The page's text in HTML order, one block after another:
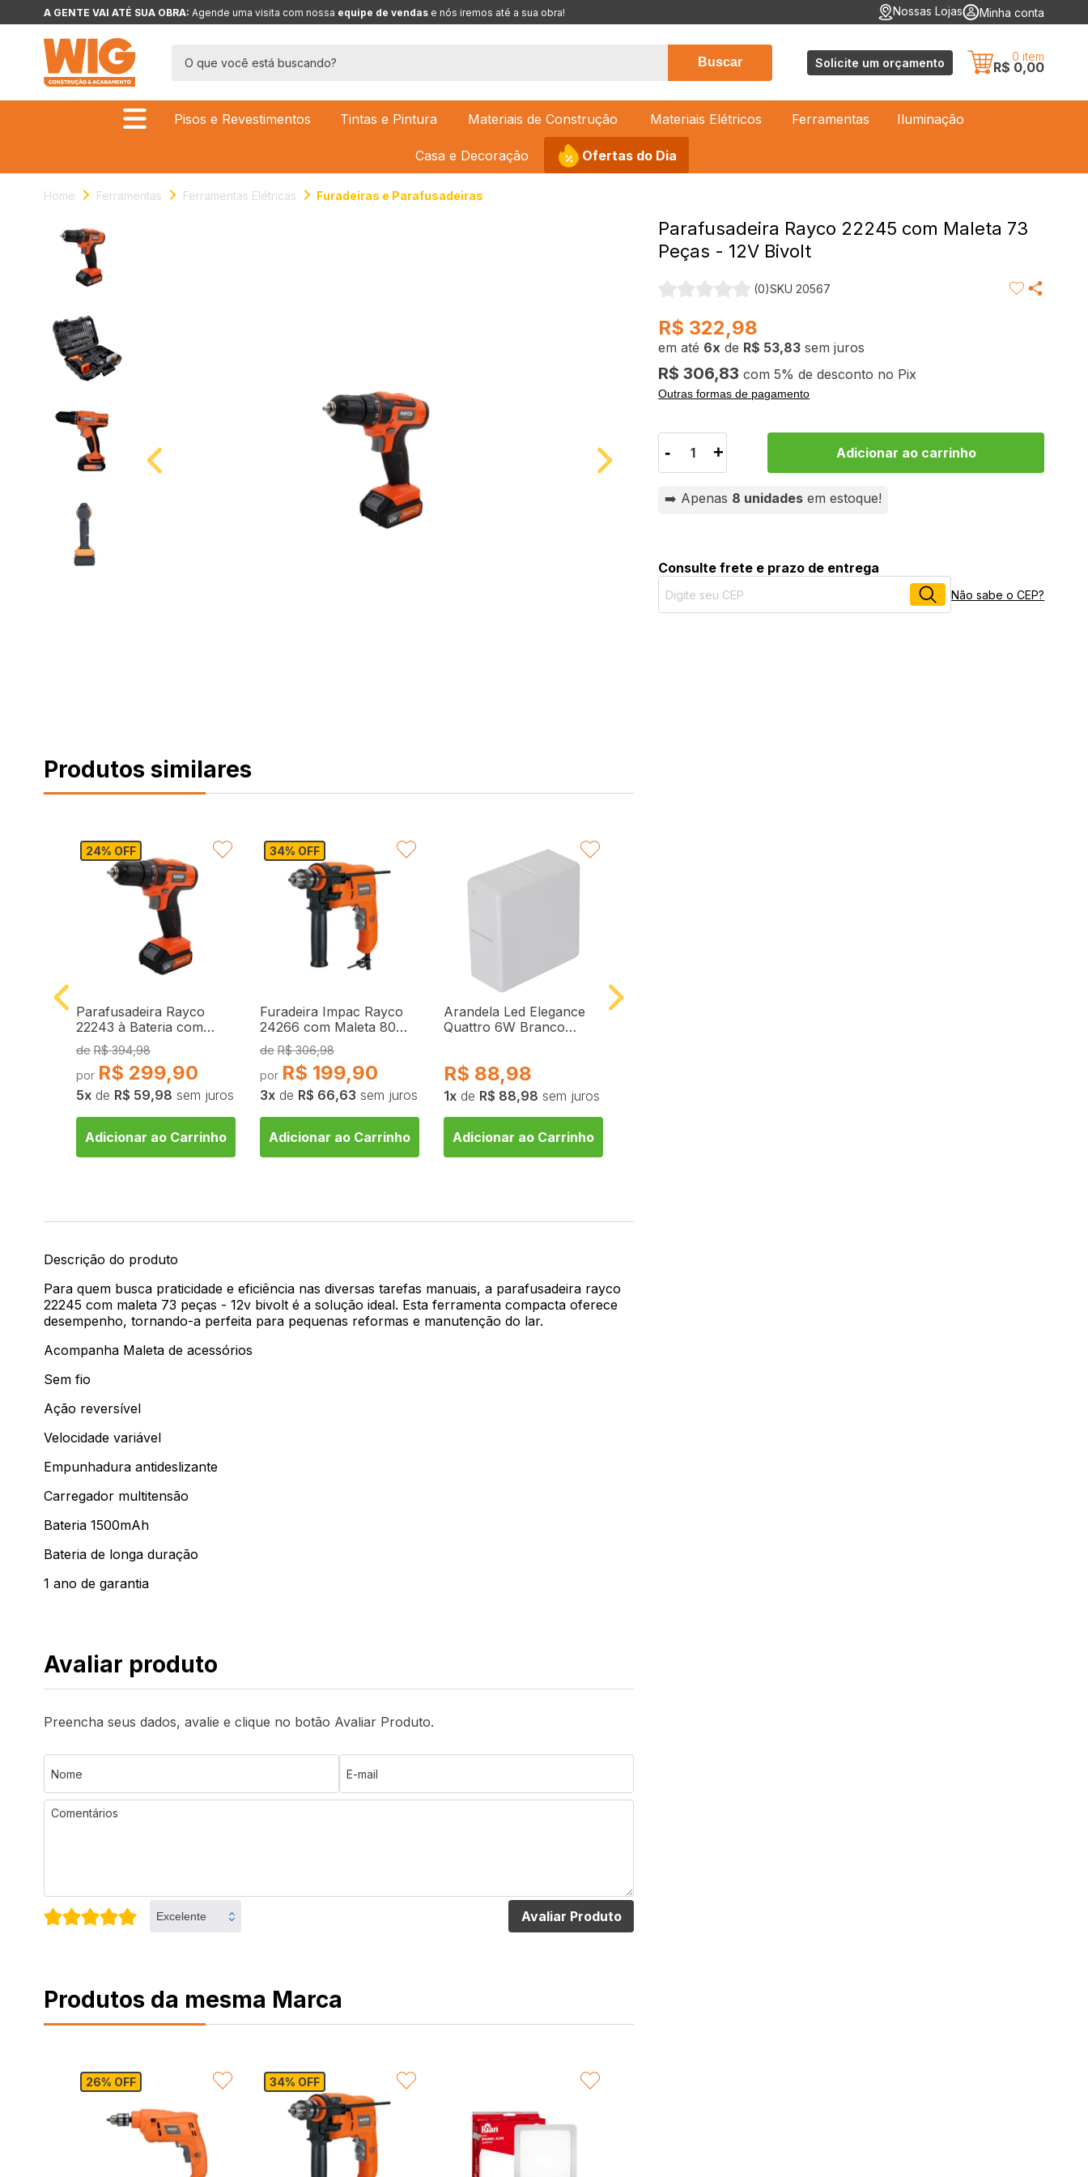
A GENTE VAI ATÉ SUA OBRA: Agende uma visita com nossa equipe de vendas e nós iremos até a sua obra! Nossas Lojas Minha conta
Buscar Solicite um orçamento 0 item
R$ 0,00
Pisos e Revestimentos Tintas e Pintura Materiais de Construção Materiais Elétricos Ferramentas Iluminação
Casa e Decoração Ofertas do Dia
Home Ferramentas Ferramentas Elétricas Furadeiras e Parafusadeiras
Parafusadeira Rayco 22245 com Maleta 73
Peças - 12V Bivolt
(0)SKU 20567
R$ 322,98
6 de R$ 53,83 sem juros
R$ 306,83 5% no Pix
Outras formas de pagamento
- +
➡️ Apenas 8 unidades em estoque!
Consulte frete e prazo de entrega
Não sabe o CEP?
24% OFF
Parafusadeira Rayco
22243 à Bateria com
Maleta 110 Peças - 12V
Bivolt
R$ 394,98
R$ 299,90
5 de R$ 59,98 sem juros
Adicionar ao Carrinho
FAVORITAR 34% OFF
Furadeira Impac Rayco
24266 com Maleta 80
Peças - 127V
R$ 306,98
R$ 199,90
3 de R$ 66,63 sem juros
Adicionar ao Carrinho
FAVORITAR
Arandela Led Elegance
Quattro 6W Branco
R$ 88,98
1 de R$ 88,98 sem juros
Adicionar ao Carrinho
FAVORITAR
Descrição do produto
Para quem busca praticidade e eficiência nas diversas tarefas manuais, a parafusadeira rayco
22245 com maleta 73 peças - 12v bivolt é a solução ideal. Esta ferramenta compacta oferece
desempenho, tornando-a perfeita para pequenas reformas e manutenção do lar.
Acompanha Maleta de acessórios
Sem fio
Ação reversível
Velocidade variável
Empunhadura antideslizante
Carregador multitensão
Bateria 1500mAh
Bateria de longa duração
1 ano de garantia
Avaliar produto
Preencha seus dados, avalie e clique no botão Avaliar Produto.
Avaliar Produto
Produtos da mesma Marca
26% OFF FAVORITAR 34% OFF FAVORITAR FAVORITAR